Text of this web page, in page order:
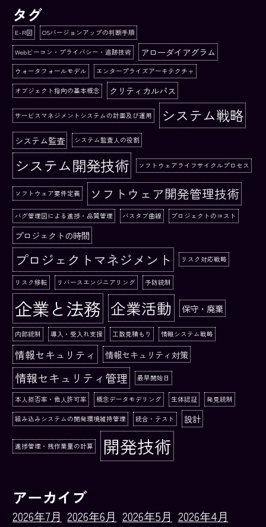
タグ
E-R図 OSバージョンアップの判断手順
Webビーコン・プライバシー・追跡技術 アローダイアグラム
ウォータフォールモデル エンタープライズアーキテクチャ
オブジェクト指向の基本概念 クリティカルパス
サービスマネジメントシステムの計画及び運用 システム戦略
システム監査 システム監査人の役割
システム開発技術 ソフトウェアライフサイクルプロセス
ソフトウェア要件定義 ソフトウェア開発管理技術
バグ管理図による進捗・品質管理 バスタブ曲線 プロジェクトのコスト
プロジェクトの時間
プロジェクトマネジメント リスク対応戦略
リスク移転 リバースエンジニアリング 予防統制
企業と法務 企業活動 保守・廃棄
内部統制 導入・受入れ支援 工数見積もり 情報システム戦略
情報セキュリティ 情報セキュリティ対策
情報セキュリティ管理 最早開始日
本人拒否率・他人許可率 概念データモデリング 生体認証 発見統制
組み込みシステムの開発環境維持管理 統合・テスト 設計
進捗管理・残作業量の計算 開発技術
アーカイブ
2026年7月 2026年6月 2026年5月 2026年4月